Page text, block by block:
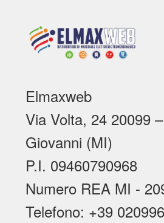
Elmaxweb
Via Volta, 24 20099
Giovanni (MI)
P.I. 09460790968
Numero REA MI -
Telefono: +39